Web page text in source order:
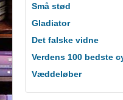
Små stød
Gladiator
Det falske vidne
Verdens 100 bedste
Væddeløber